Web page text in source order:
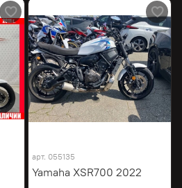
арт. 055135
Yamaha XSR700 2022